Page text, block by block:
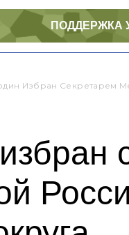
ПОДДЕРЖКА
Избран Секретарем